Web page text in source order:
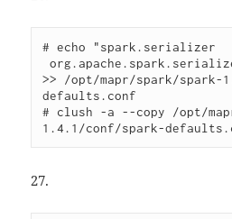
# echo
>> /opt/mapr/spark/spark-
defaults.conf
# clush -a --copy /opt/
27.